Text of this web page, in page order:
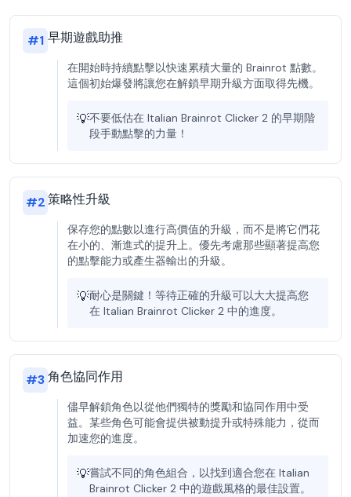
#1 早期遊戲助推
在開始時持續點擊以快速累積大量的 Brainrot 點數。
這個初始爆發將讓您在解鎖早期升級方面取得先機。
💡不要低估在 Italian Brainrot Clicker 2 的早期階
段手動點擊的力量！
#2策略性升級
保存您的點數以進行高價值的升級，而不是將它們花
在小的、漸進式的提升上。優先考慮那些顯著提高您
的點擊能力或產生器輸出的升級。
💡耐心是關鍵！等待正確的升級可以大大提高您
在 Italian Brainrot Clicker 2 中的進度。
#3角色協同作用
儘早解鎖角色以從他們獨特的獎勵和協同作用中受
益。某些角色可能會提供被動提升或特殊能力，從而
加速您的進度。
💡嘗試不同的角色組合，以找到適合您在 Italian
Brainrot Clicker 2 中的遊戲風格的最佳設置。